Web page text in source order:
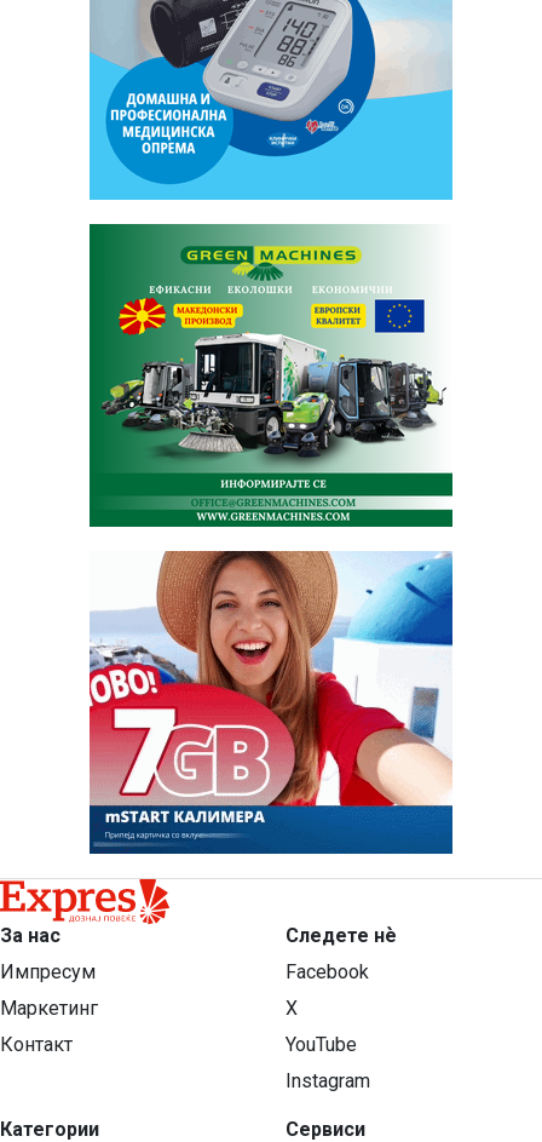
За нас
Импресум
Маркетинг
Контакт
Категории
Следете нѐ
Facebook
X
YouTube
Instagram
Сервиси